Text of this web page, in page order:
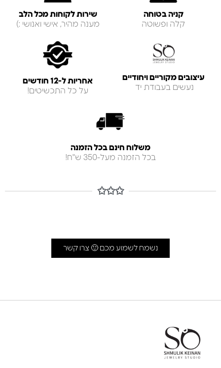
קניה בטוחה
קלה ופשוטה
שירות לקוחות מכל הלב
מענה מהיר, אישי ואנושי :)
עיצובים מקוריים ויחודיים
נעשים בעבודת יד
אחריות ל-12 חודשים
על כל התכשיטים!
משלוח חינם בכל הזמנה
בכל הזמנה מעל-350 ש"ח!
✩✩✩
נשמח לשמוע מכם 🙂 צרו קשר